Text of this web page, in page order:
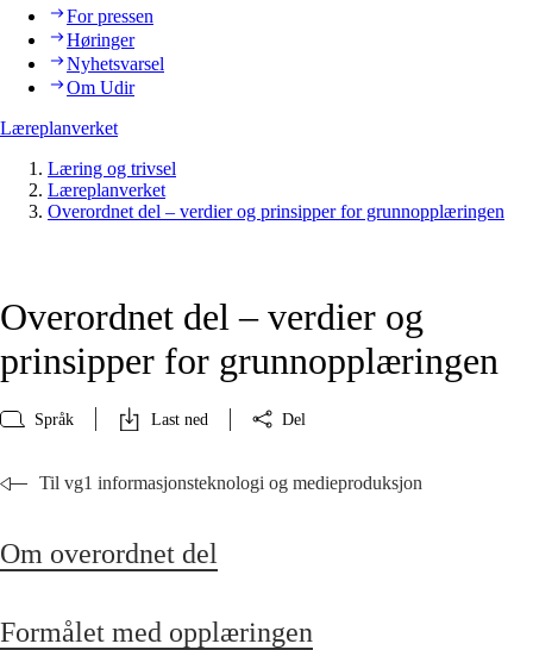
For pressen
Høringer
Nyhetsvarsel
Om Udir
Læreplanverket
Læring og trivsel
Læreplanverket
Overordnet del – verdier og prinsipper for grunnopplæringen
Overordnet del – verdier og
prinsipper for grunnopplæringen
Språk Last ned Del
Til vg1 informasjonsteknologi og medieproduksjon
Om overordnet del
Formålet med opplæringen